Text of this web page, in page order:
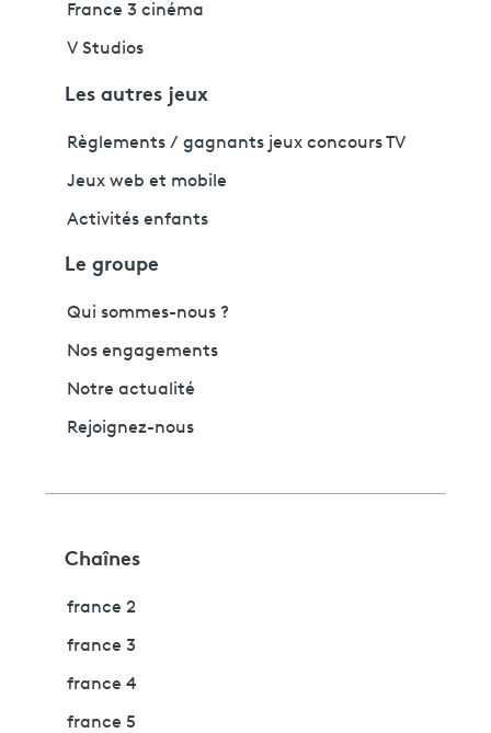
France 3 cinéma
V Studios
Les autres jeux
Règlements / gagnants jeux concours TV
Jeux web et mobile
Activités enfants
Le groupe
Qui sommes-nous ?
Nos engagements
Notre actualité
Rejoignez-nous
Chaînes
france 2
france 3
france 4
france 5